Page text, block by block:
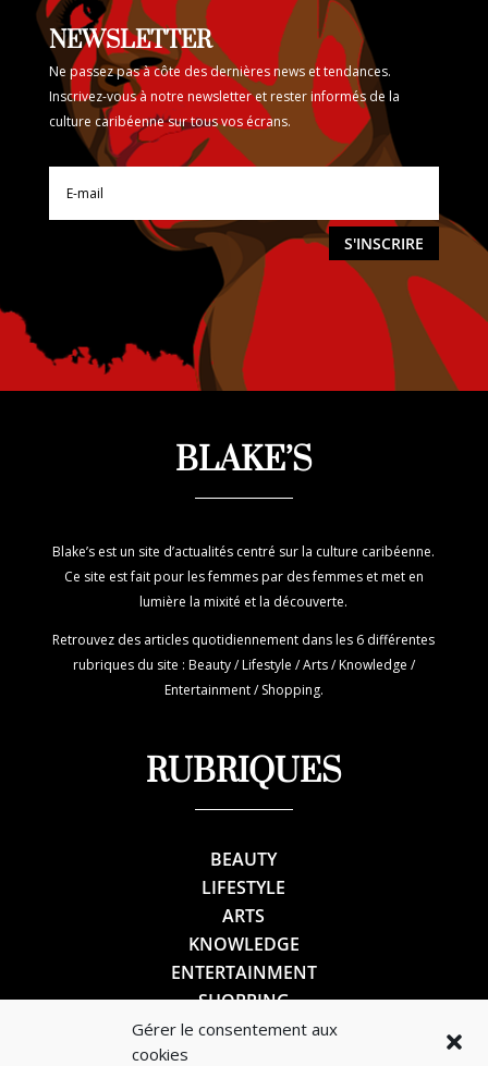
Gérer le consentement aux
cookies
NEWSLETTER
Ne passez pas à côte des dernières news et tendances.
Inscrivez-vous à notre newsletter et rester informés de la
culture caribéenne sur tous vos écrans.
S'INSCRIRE
BLAKE’S
Blake’s est un site d’actualités centré sur la culture caribéenne.
Ce site est fait pour les femmes par des femmes et met en
lumière la mixité et la découverte.
Retrouvez des articles quotidiennement dans les 6 différentes
rubriques du site : Beauty / Lifestyle / Arts / Knowledge /
Entertainment / Shopping.
RUBRIQUES
BEAUTY
LIFESTYLE
ARTS
KNOWLEDGE
ENTERTAINMENT
SHOPPING